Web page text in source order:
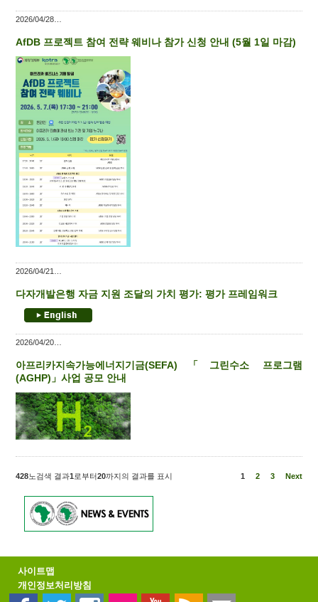
2026/04/28
AfDB 프로젝트 참여 전략 웨비나 참가 신청 안내 (5월 1일 마감)
2026/04/21
다자개발은행 자금 지원 조달의 가치 평가: 평가 프레임워크
2026/04/20
아프리카지속가능에너지기금(SEFA)「그린수소 프로그램
(AGHP)」사업 공모 안내
428노검색 결과1 로부터20까지의 결과를 표시 1 2 3 Next
사이트맵
개인정보처리방침